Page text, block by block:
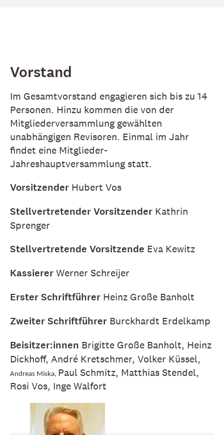
Vorstand
Im Gesamtvorstand engagieren sich bis zu 14
Personen. Hinzu kommen die von der
Mitgliederversammlung gewählten
unabhängigen Revisoren. Einmal im Jahr
findet eine Mitglieder-
Jahreshauptversammlung statt.
Vorsitzender Hubert Vos
Stellvertretender Vorsitzender Kathrin
Sprenger
Stellvertretende Vorsitzende Eva Kewitz
Kassierer Werner Schreijer
Erster Schriftführer Heinz Große Banholt
Zweiter Schriftführer Burckhardt Erdelkamp
Beisitzer:innen Brigitte Große Banholt, Heinz
Dickhoff, André Kretschmer, Volker Küssel,
Andreas Miska, Paul Schmitz, Matthias Stendel,
Rosi Vos, Inge Walfort